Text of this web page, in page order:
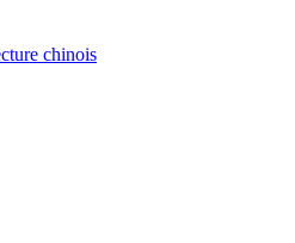
chinois